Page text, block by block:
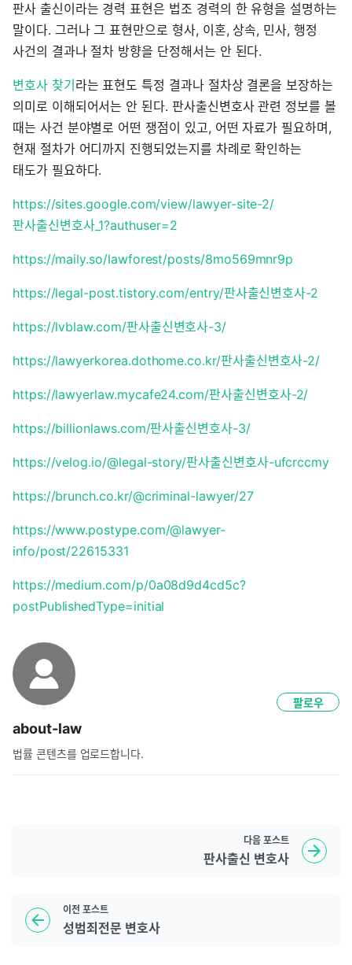
판사 출신이라는 경력 표현은 법조 경력의 한 유형을 설명하는
말이다. 그러나 그 표현만으로 형사, 이혼, 상속, 민사, 행정
사건의 결과나 절차 방향을 단정해서는 안 된다.
변호사 찾기 라는 표현도 특정 결과나 절차상 결론을 보장하는
의미로 이해되어서는 안 된다. 판사출신변호사 관련 정보를 볼
때는 사건 분야별로 어떤 쟁점이 있고, 어떤 자료가 필요하며,
현재 절차가 어디까지 진행되었는지를 차례로 확인하는
태도가 필요하다.
https://sites.google.com/view/lawyer-site-2/
판사출신변호사_1?authuser=2
https://maily.so/lawforest/posts/8mo569mnr9p
https://legal-post.tistory.com/entry/판사출신변호사-2
https://lvblaw.com/판사출신변호사-3/
https://lawyerkorea.dothome.co.kr/판사출신변호사-2/
https://lawyerlaw.mycafe24.com/판사출신변호사-2/
https://billionlaws.com/판사출신변호사-3/
https://velog.io/@legal-story/판사출신변호사-ufcrccmy
https://brunch.co.kr/@criminal-lawyer/27
https://www.postype.com/@lawyer-
info/post/22615331
https://medium.com/p/0a08d9d4cd5c?
postPublishedType=initial
about-law
법률 콘텐츠를 업로드합니다.
팔로우
이전 포스트
성범죄전문 변호사
다음 포스트
판사출신 변호사